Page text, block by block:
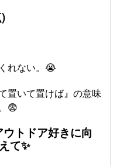
れない。😭
置いて置けば』の意味
😨
トドア好きに向
て✨